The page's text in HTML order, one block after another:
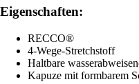
Eigenschaften:
RECCO®
4-Wege-Stretchstoff
Haltbare
Kapuze mit formbarem